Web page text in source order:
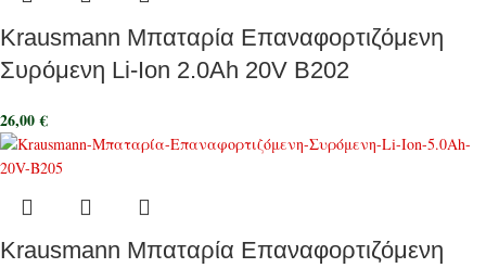
Krausmann Μπαταρία Επαναφορτιζόμενη
Συρόμενη Li-Ion 2.0Ah 20V B202
26,00€
Krausmann Μπαταρία Επαναφορτιζόμενη